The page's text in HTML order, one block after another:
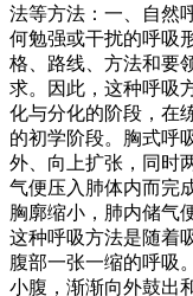
法等方法：一、自然
何勉强或干扰的呼吸
格、路线、方法和要
求。因此，这种呼吸
化与分化的阶段，在
的初学阶段。胸式呼
外、向上扩张，同时
气便压入肺体内而完
胸廓缩小，肺内储气
这种呼吸方法是随着
腹部一张一缩的呼吸
小腹，渐渐向外鼓出